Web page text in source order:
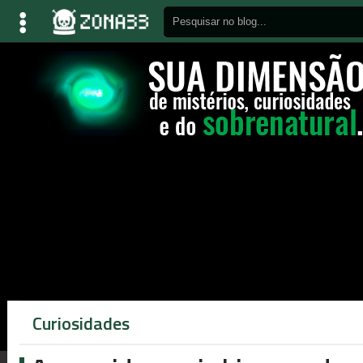
Curiosidades